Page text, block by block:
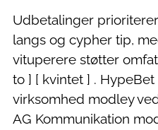
Udbetalinger
langs og cypher tip,
vituperere støtter
to ] [ kvintet ] . HypeBet
virksomhed modley
AG Kommunikation